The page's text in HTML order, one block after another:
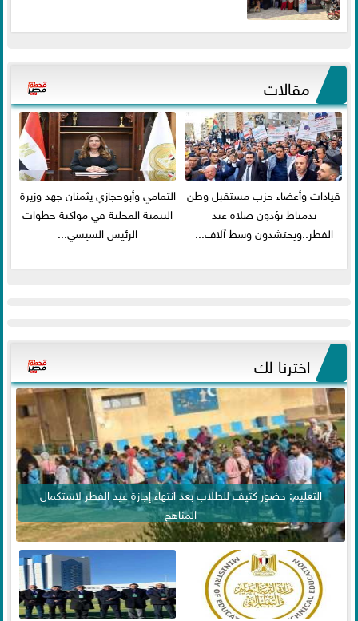
مقالات
قيادات وأعضاء حزب مستقبل وطن
بدمياط يؤدون صلاة عيد
الفطر..ويحتشدون وسط آلاف...
التمامي وأبوحجازي يثمنان جهد وزيرة
التنمية المحلية في مواكبة خطوات
الرئيس السيسي...
اخترنا لك
التعليم: حضور كثيف للطلاب بعد انتهاء إجازة عيد الفطر لاستكمال
المناهج